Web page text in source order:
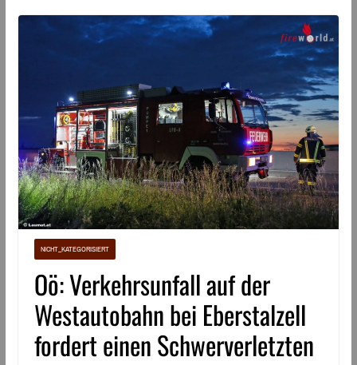
NICHT_KATEGORISIERT
Oö: Verkehrsunfall auf der
Westautobahn bei Eberstalzell
fordert einen Schwerverletzten